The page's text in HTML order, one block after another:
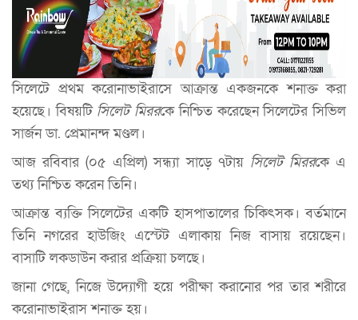
সিলেটে প্রথম করোনাভাইরাসে আক্রান্ত একজনকে শনাক্ত করা
হয়েছে। বিষয়টিসিলেট মিররকে নিশ্চিত করেছেন সিলেটের সিভিল
সার্জন ডা. প্রেমানন্দ মণ্ডল।
আজ রবিবার (০৫ এপ্রিল) সন্ধ্যা সাড়ে ৭টায় সিলেট মিররকে এ
তথ্য নিশ্চিত করেন তিনি।
আক্রান্ত ব্যক্তি সিলেটের একটি হাসপাতালের চিকিৎসক। বর্তমানে
তিনি নগরের হাউজিং এস্টেট এলাকায় নিজ বাসায় রয়েছেন।
বাসাটি লকডাউন করার প্রক্রিয়া চলছে।
জানা গেছে, নিজে উদ্যোগী হয়ে পরীক্ষা করানোর পর তার শরীরে
করোনাভাইরাস শনাক্ত হয়।